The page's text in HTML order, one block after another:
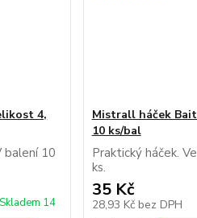
4,
balení 10
Skladem 14
Mistrall háček
10 ks/bal
Praktický háček.
ks.
35 Kč
28,93 Kč bez DPH